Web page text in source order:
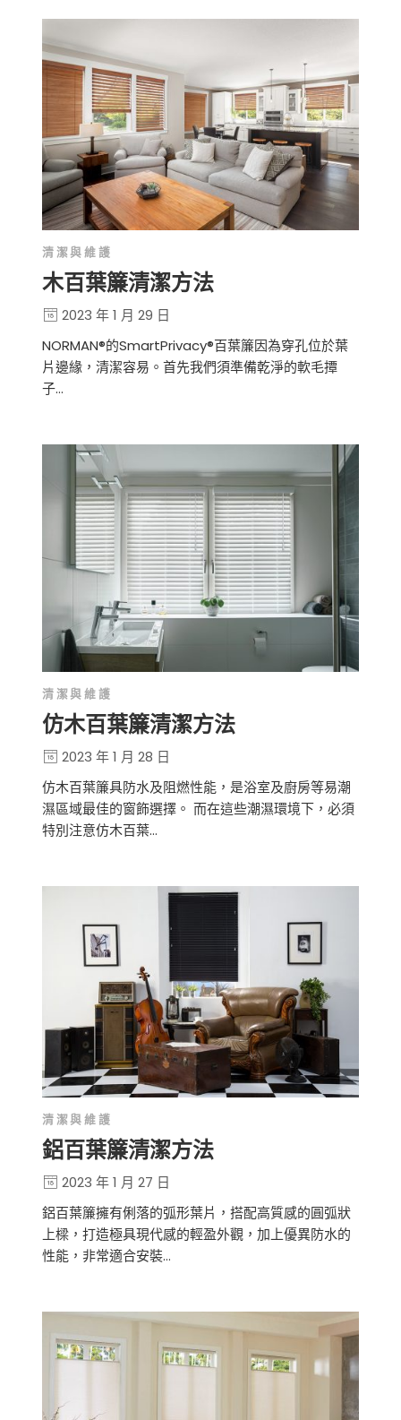
清潔與維護
木百葉簾清潔方法
2023 年 1 月 29 日
NORMAN®的SmartPrivacy®百葉簾因為穿孔位於葉
片邊緣，清潔容易。首先我們須準備乾淨的軟毛撢
子…
清潔與維護
仿木百葉簾清潔方法
2023 年 1 月 28 日
仿木百葉簾具防水及阻燃性能，是浴室及廚房等易潮
濕區域最佳的窗飾選擇。 而在這些潮濕環境下，必須
特別注意仿木百葉…
清潔與維護
鋁百葉簾清潔方法
2023 年 1 月 27 日
鋁百葉簾擁有俐落的弧形葉片，搭配高質感的圓弧狀
上樑，打造極具現代感的輕盈外觀，加上優異防水的
性能，非常適合安裝…